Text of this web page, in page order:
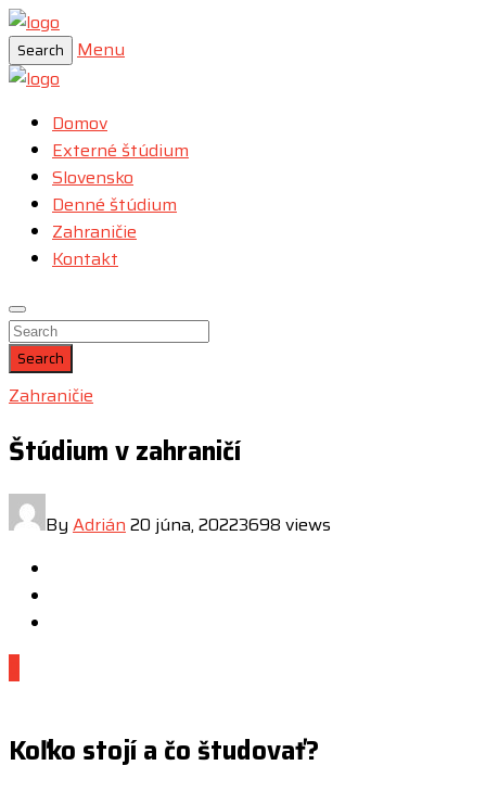
Search Menu
Domov
Externé štúdium
Slovensko
Denné štúdium
Zahraničie
Kontakt
Search
Zahraničie
Štúdium v zahraničí
By Adrián 20 júna, 20223698 views
Koľko stojí a čo študovať?